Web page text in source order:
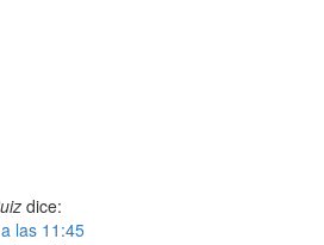
dice:
las 11:45